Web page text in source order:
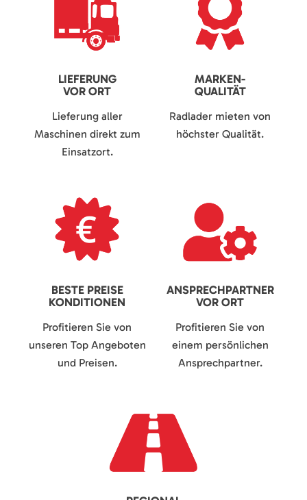
LIEFERUNG
VOR ORT
Lieferung aller
Maschinen direkt zum
Einsatzort.
MARKEN-
QUALITÄT
Radlader mieten von
höchster Qualität.
BESTE PREISE
KONDITIONEN
Profitieren Sie von
unseren Top Angeboten
und Preisen.
ANSPRECHPARTNER
VOR ORT
Profitieren Sie von
einem persönlichen
Ansprechpartner.